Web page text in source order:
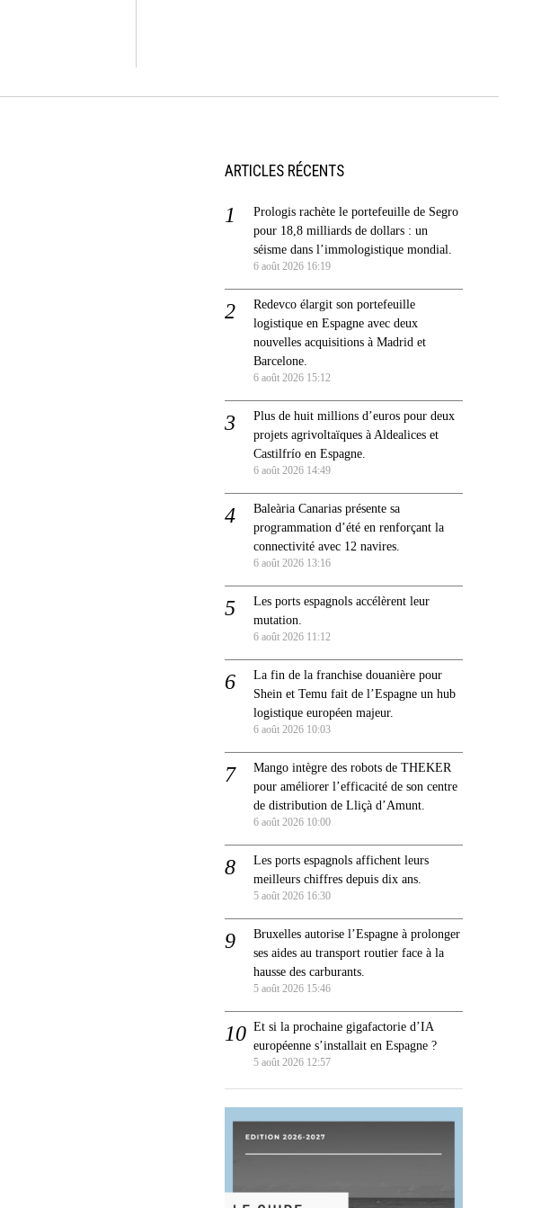
ARTICLES RÉCENTS
Prologis rachète le portefeuille de Segro
pour 18,8 milliards de dollars : un
séisme dans l’immologistique mondial.
6 août 2026 16:19
Redevco élargit son portefeuille
logistique en Espagne avec deux
nouvelles acquisitions à Madrid et
Barcelone.
6 août 2026 15:12
Plus de huit millions d’euros pour deux
projets agrivoltaïques à Aldealices et
Castilfrío en Espagne.
6 août 2026 14:49
Baleària Canarias présente sa
programmation d’été en renforçant la
connectivité avec 12 navires.
6 août 2026 13:16
Les ports espagnols accélèrent leur
mutation.
6 août 2026 11:12
La fin de la franchise douanière pour
Shein et Temu fait de l’Espagne un hub
logistique européen majeur.
6 août 2026 10:03
Mango intègre des robots de THEKER
pour améliorer l’efficacité de son centre
de distribution de Lliçà d’Amunt.
6 août 2026 10:00
Les ports espagnols affichent leurs
meilleurs chiffres depuis dix ans.
5 août 2026 16:30
Bruxelles autorise l’Espagne à prolonger
ses aides au transport routier face à la
hausse des carburants.
5 août 2026 15:46
Et si la prochaine gigafactorie d’IA
européenne s’installait en Espagne ?
5 août 2026 12:57